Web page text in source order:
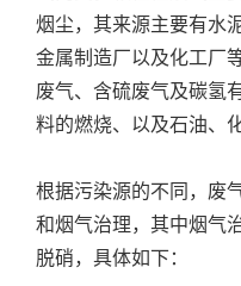
烟尘，其来源主要有水
金属制造厂以及化工厂
废气、含硫废气及碳氢
料的燃烧、以及石油、
根据污染源的不同，废
和烟气治理，其中烟气
脱硝，具体如下：